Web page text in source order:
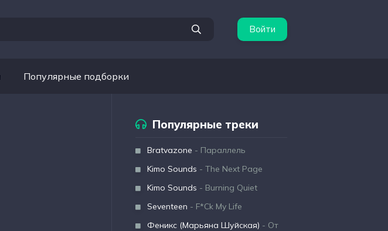
Войти
Популярные подборки
Популярные треки
Bratvazone - Параллель
Kimo Sounds - The Next Page
Kimo Sounds - Burning Quiet
Seventeen - F*Ck My Life
Феникс (Марьяна Шуйская) - От